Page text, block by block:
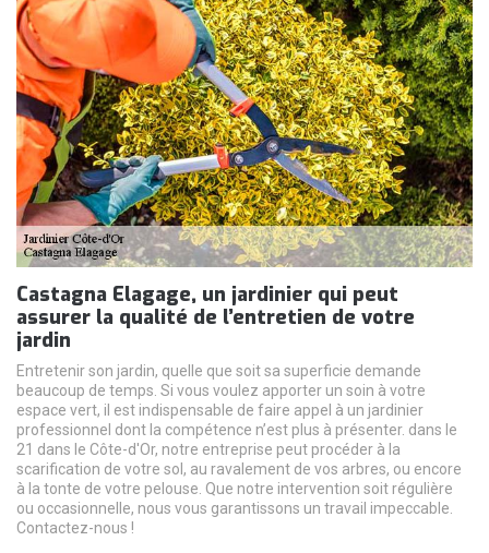
Castagna Elagage, un jardinier qui peut
assurer la qualité de l’entretien de votre
jardin
Entretenir son jardin, quelle que soit sa superficie demande
beaucoup de temps. Si vous voulez apporter un soin à votre
espace vert, il est indispensable de faire appel à un jardinier
professionnel dont la compétence n’est plus à présenter. dans le
21 dans le Côte-d'Or, notre entreprise peut procéder à la
scarification de votre sol, au ravalement de vos arbres, ou encore
à la tonte de votre pelouse. Que notre intervention soit régulière
ou occasionnelle, nous vous garantissons un travail impeccable.
Contactez-nous !